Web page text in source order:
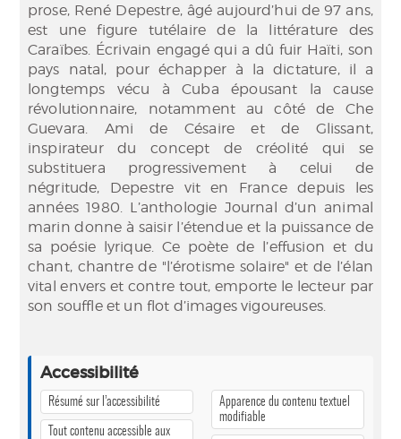
prose, René Depestre, âgé aujourd’hui de 97 ans,
est une figure tutélaire de la littérature des
Caraïbes. Écrivain engagé qui a dû fuir Haïti, son
pays natal, pour échapper à la dictature, il a
longtemps vécu à Cuba épousant la cause
révolutionnaire, notamment au côté de Che
Guevara. Ami de Césaire et de Glissant,
inspirateur du concept de créolité qui se
substituera progressivement à celui de
négritude, Depestre vit en France depuis les
années 1980. L’anthologie Journal d’un animal
marin donne à saisir l’étendue et la puissance de
sa poésie lyrique. Ce poète de l’effusion et du
chant, chantre de "l’érotisme solaire" et de l’élan
vital envers et contre tout, emporte le lecteur par
son souffle et un flot d’images vigoureuses.
Accessibilité
Résumé sur l’accessibilité
Tout contenu accessible aux
Apparence du contenu textuel
modifiable